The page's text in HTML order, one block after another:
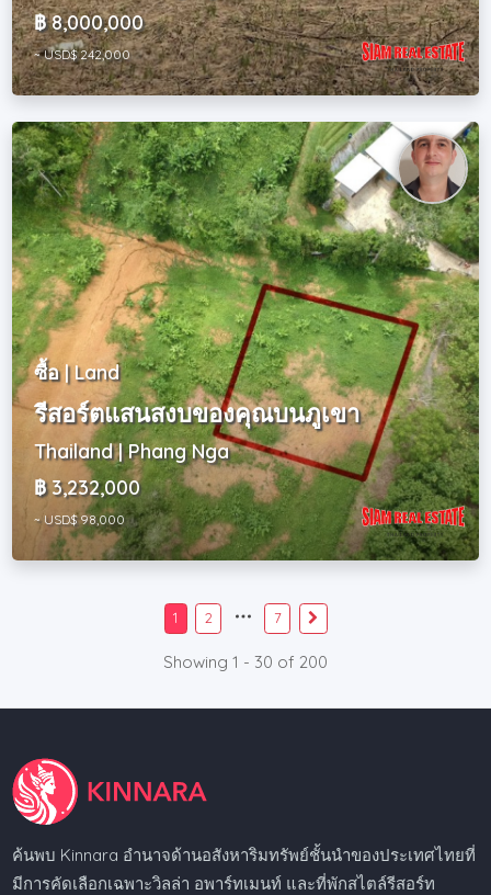
฿ 8,000,000
~ USD$ 242,000
ซื้อ | Land
รีสอร์ตแสนสงบของคุณบนภูเขา
Thailand | Phang Nga
฿ 3,232,000
~ USD$ 98,000
1 2 7
Showing 1 - 30 of 200
ค้นพบ Kinnara อำนาจด้านอสังหาริมทรัพย์ชั้นนำของประเทศไทยที่
มีการคัดเลือกเฉพาะวิลล่า อพาร์ทเมนท์ และที่พักสไตล์รีสอร์ท